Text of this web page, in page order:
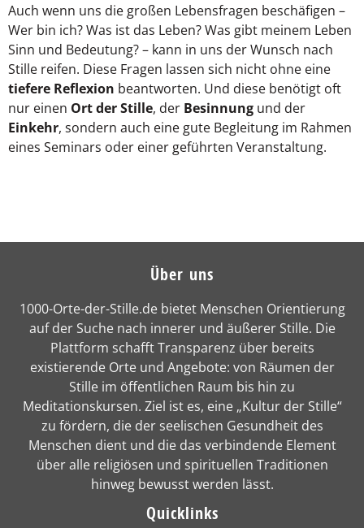
Auch wenn uns die großen Lebensfragen beschäfigen –
Wer bin ich? Was ist das Leben? Was gibt meinem Leben
Sinn und Bedeutung? – kann in uns der Wunsch nach
Stille reifen. Diese Fragen lassen sich nicht ohne eine
tiefere Reflexion beantworten. Und diese benötigt oft
nur einen Ort der Stille, der Besinnung und der
Einkehr, sondern auch eine gute Begleitung im Rahmen
eines Seminars oder einer geführten Veranstaltung.
Über uns
1000-Orte-der-Stille.de bietet Menschen Orientierung
auf der Suche nach innerer und äußerer Stille. Die
Plattform schafft Transparenz über bereits
existierende Orte und Angebote: von Räumen der
Stille im öffentlichen Raum bis hin zu
Meditationskursen. Ziel ist es, eine „Kultur der Stille“
zu fördern, die der seelischen Gesundheit des
Menschen dient und die das verbindende Element
über alle religiösen und spirituellen Traditionen
hinweg bewusst werden lässt.
Quicklinks